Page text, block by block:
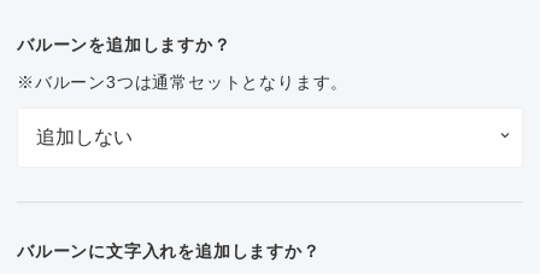
バルーンを追加しますか？
※バルーン3つは通常セットとなります。
バルーンに文字入れを追加しますか？